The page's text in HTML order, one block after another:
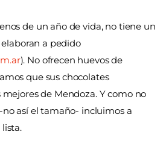
de un año de vida, no tiene un
a pedido
). No ofrecen huevos de
que sus chocolates
de Mendoza. Y como no
así el tamaño- incluimos a
lista.